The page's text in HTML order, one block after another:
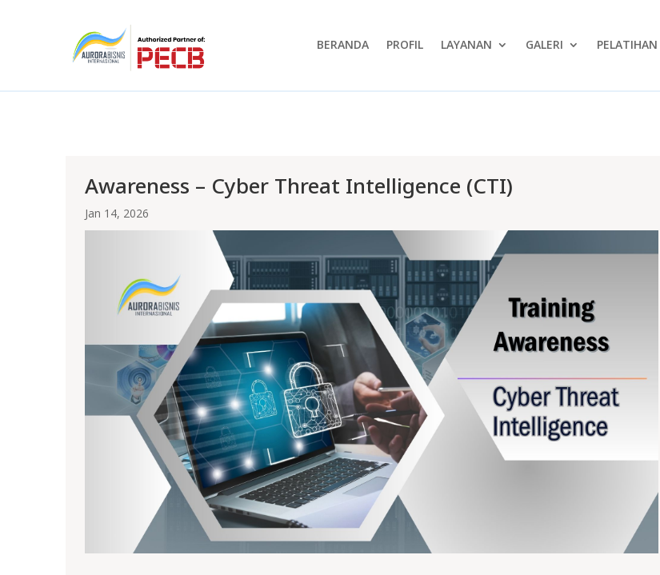
BERANDA PROFIL LAYANAN GALERI PELATIHAN
Awareness – Cyber Threat Intelligence (CTI)
Jan 14, 2026